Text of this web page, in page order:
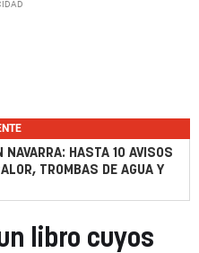
NAVARRA: HASTA 10 AVISOS
TROMBAS DE AGUA Y
libro cuyos